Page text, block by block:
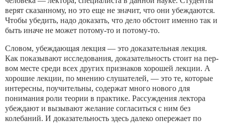
верят сказанному, но это еще не значит, что они убеждаются.
Чтобы убедить, надо доказать, что дело обстоит именно так и
быть иначе не может потому-то и потому-то.
Словом, убеждающая лекция — это доказательная лекция.
Как показывают исследования, доказательность стоит на пер­
вом месте среди всех других признаков хорошей лекции. А
хо­рошие лекции, по мнению слушателей, — это те, которые
инте­ресны, поучительны, содержат много нового для
понимания ро­ли теории в практике. Рассуждения лектора
убеждают и вызы­вают желание согласиться с ним без
колебаний. И доказательность здесь далеко опережает по